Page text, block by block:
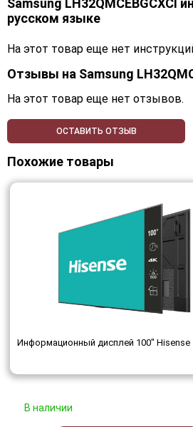
Samsung LH32QMCEBGCXCI
русском языке
На этот товар еще нет
Отзывы на Samsung
На этот товар еще нет отзывов.
ОСТАВИТЬ ОТЗЫВ
Похожие товары
Информационный дисплей 100" Hisense
В наличии